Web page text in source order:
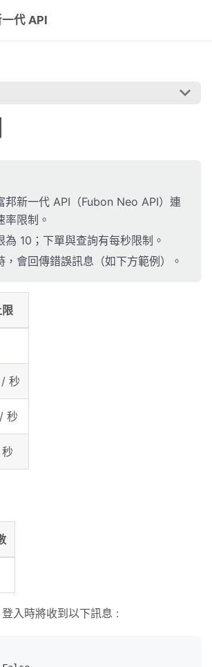
代 API
邦新一代 API（Fubon Neo API）連
率限制。
為 10；下單與查詢有每秒限制。
，會回傳錯誤訊息（如下方範例）。
限
秒
秒
入時將收到以下訊息 :